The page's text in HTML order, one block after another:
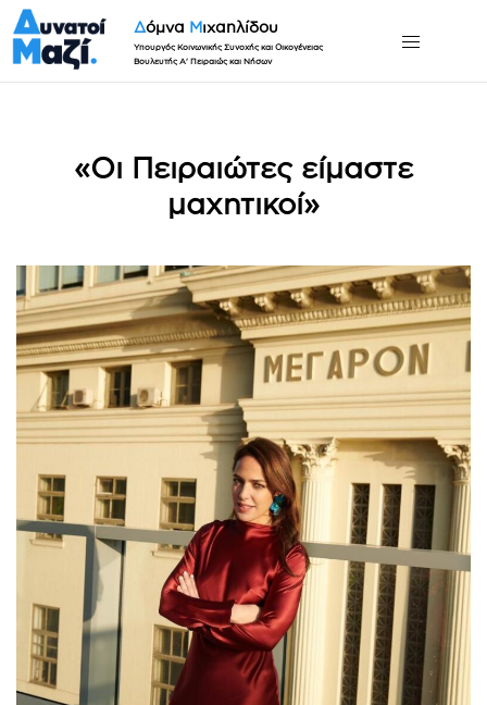
Δόμνα Μιχαηλίδου
Υπουργός Κοινωνικής Συνοχής και Οικογένειας
Βουλευτής Α' Πειραιώς και Νήσων
«Οι Πειραιώτες είμαστε
μαχητικοί»